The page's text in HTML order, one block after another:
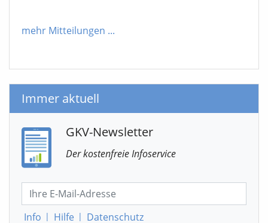
mehr Mitteilungen ...
Immer aktuell
GKV-Newsletter
Der kostenfreie Infoservice
Info | Hilfe | Datenschutz